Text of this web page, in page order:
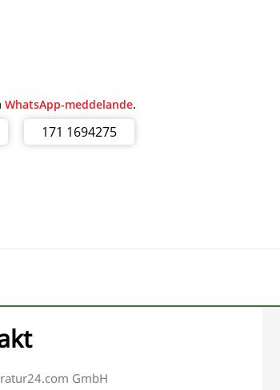
WhatsApp-meddelande.
171 1694275
GmbH